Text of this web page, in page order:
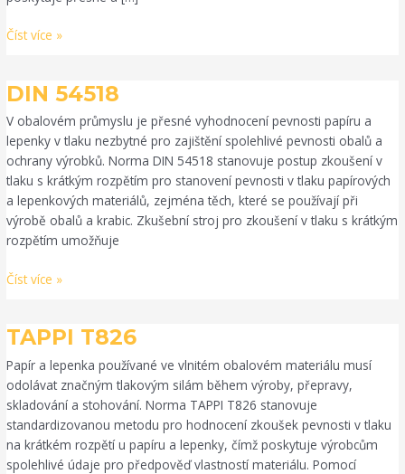
Číst více »
DIN 54518
V obalovém průmyslu je přesné vyhodnocení pevnosti papíru a
lepenky v tlaku nezbytné pro zajištění spolehlivé pevnosti obalů a
ochrany výrobků. Norma DIN 54518 stanovuje postup zkoušení v
tlaku s krátkým rozpětím pro stanovení pevnosti v tlaku papírových
a lepenkových materiálů, zejména těch, které se používají při
výrobě obalů a krabic. Zkušební stroj pro zkoušení v tlaku s krátkým
rozpětím umožňuje
DIN
Číst více »
TAPPI T826
Papír a lepenka používané ve vlnitém obalovém materiálu musí
odolávat značným tlakovým silám během výroby, přepravy,
skladování a stohování. Norma TAPPI T826 stanovuje
standardizovanou metodu pro hodnocení zkoušek pevnosti v tlaku
na krátkém rozpětí u papíru a lepenky, čímž poskytuje výrobcům
spolehlivé údaje pro předpověď vlastností materiálu. Pomocí
TAPPI